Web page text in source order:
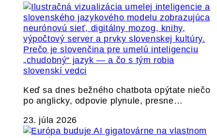
Prečo je slovenčina pre umelú inteligenciu
„chudobný“ jazyk — a čo s tým robia
slovenskí vedci
Keď sa dnes bežného chatbota opýtate niečo
po anglicky, odpovie plynule, presne…
23. júla 2026